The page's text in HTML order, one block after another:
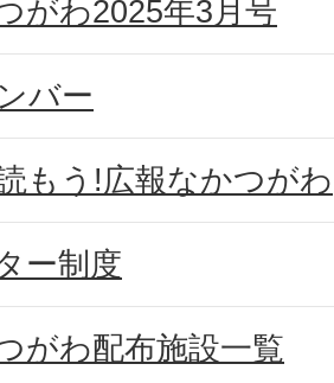
がわ2025年3月号
バー
もう!広報なかつがわ
ー制度
がわ配布施設一覧